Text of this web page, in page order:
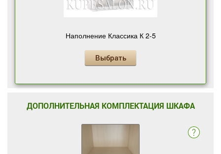
Наполнение Классика К 2-5
Выбрать
ДОПОЛНИТЕЛЬНАЯ КОМПЛЕКТАЦИЯ ШКАФА